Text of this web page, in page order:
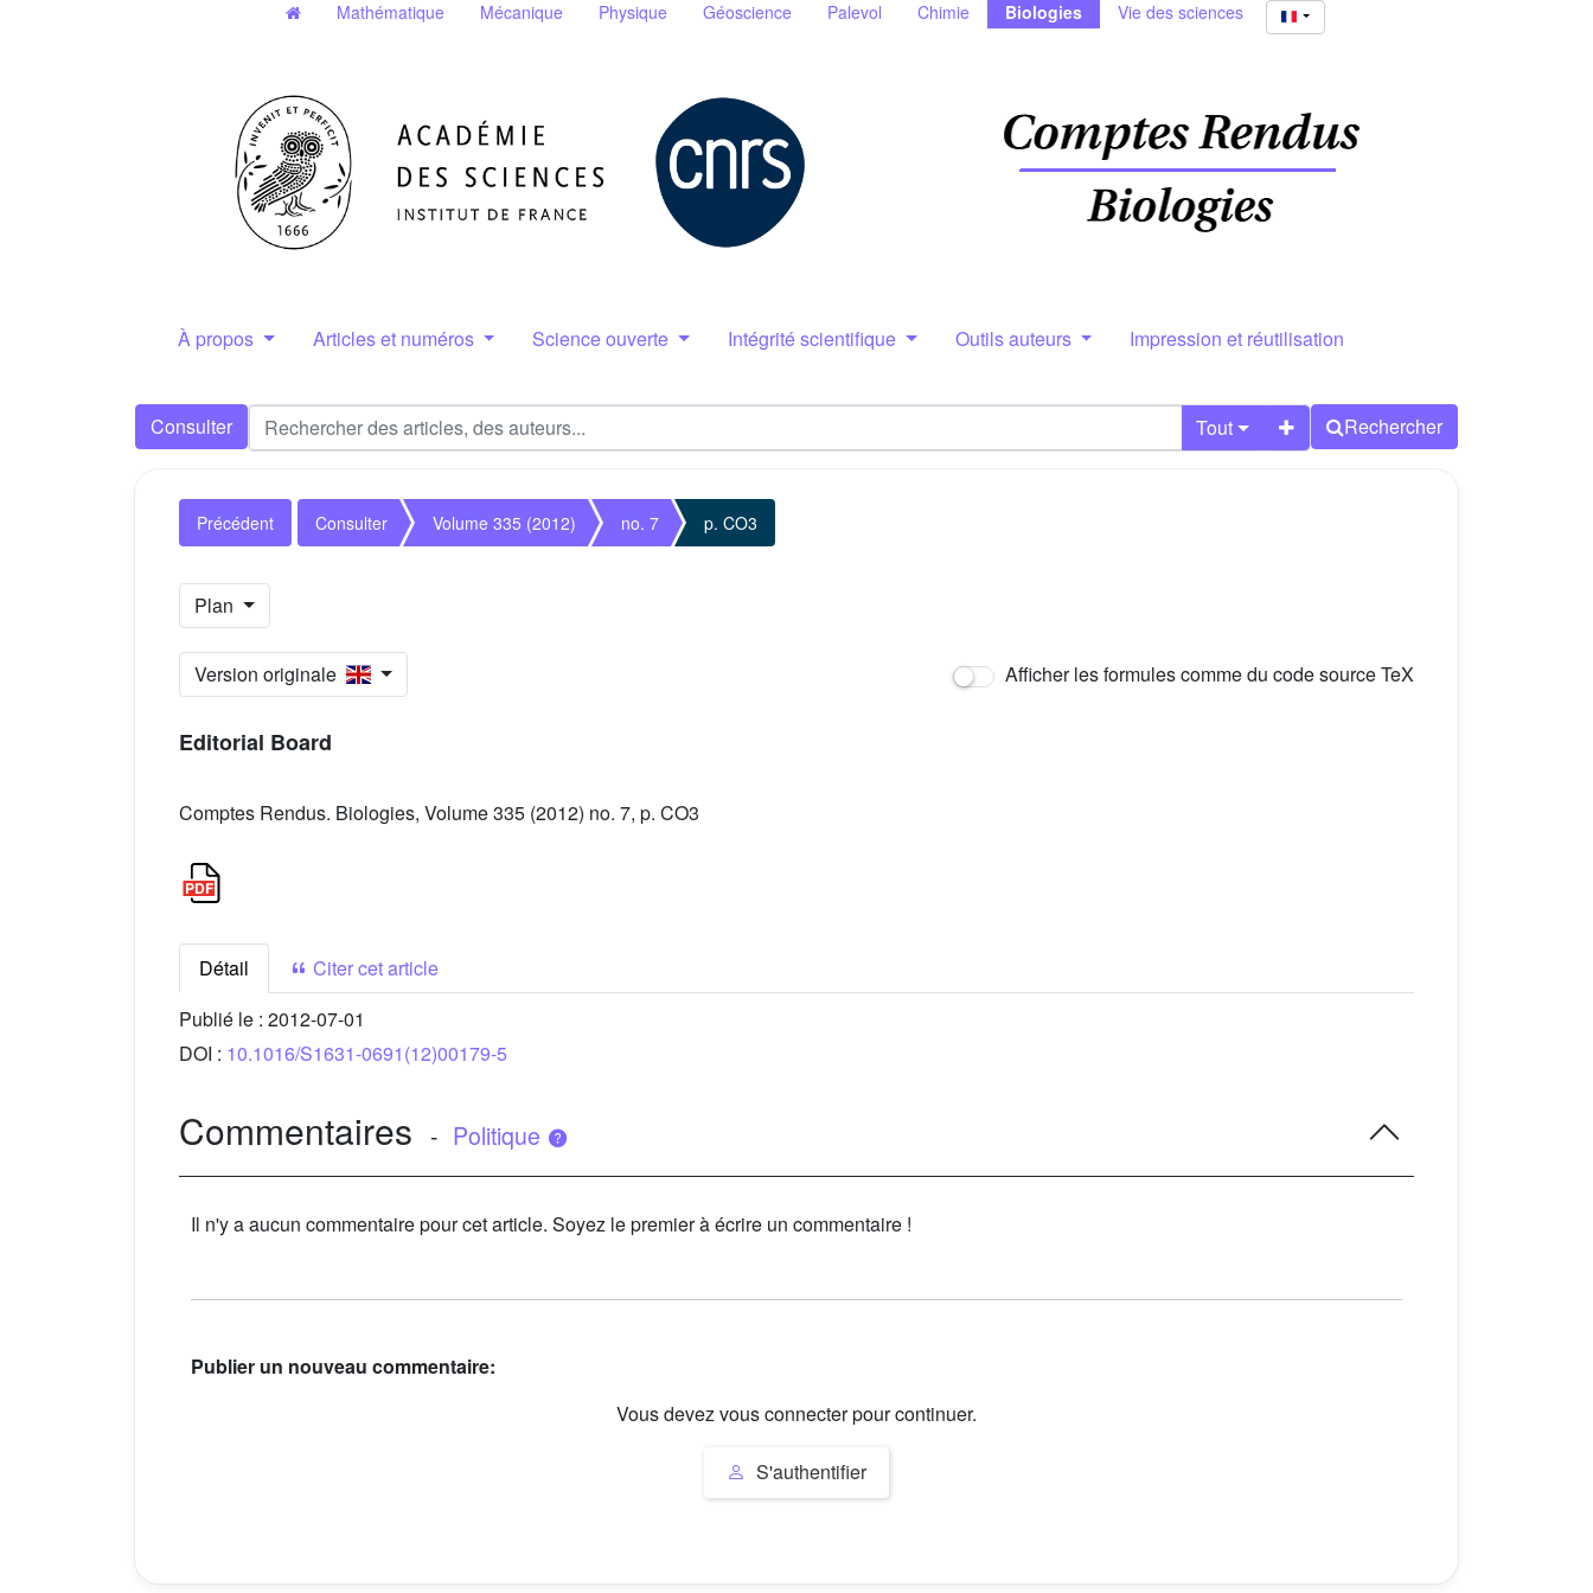
Mathématique Mécanique Physique Géoscience Palevol Chimie Biologies Vie des sciences
À propos Articles et numéros Science ouverte Intégrité scientifique Outils auteurs Impression et réutilisation
Consulter Tout Rechercher
Précédent Consulter Volume 335 (2012) no. 7 p. CO3
Plan
Version originale Afficher les formules comme du code source TeX
Editorial Board
Comptes Rendus. Biologies, Volume 335 (2012) no. 7, p. CO3
Détail
Citer cet article
Publié le : 2012-07-01
DOI : 10.1016/S1631-0691(12)00179-5
Commentaires - Politique
Il n'y a aucun commentaire pour cet article. Soyez le premier à écrire un commentaire !
Publier un nouveau commentaire:
Vous devez vous connecter pour continuer.
S'authentifier